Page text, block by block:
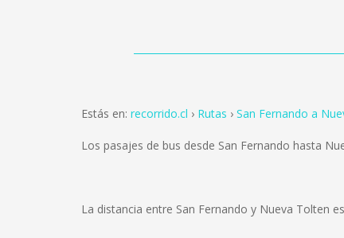
Estás en: recorrido.cl Rutas San Fernando a
Los pasajes de bus desde San Fernando hasta
La distancia entre San Fernando y Nueva Tolten es